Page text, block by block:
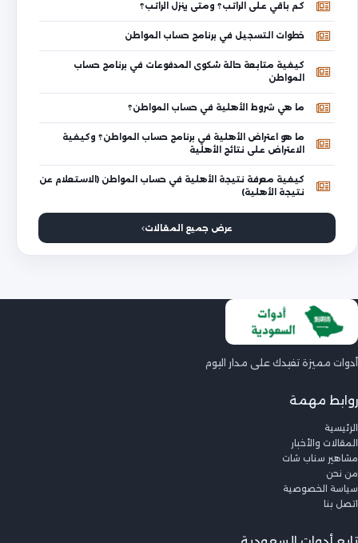
كم باقي على الراتب؟ ومتى ينزل الراتب؟
خطوات التسجيل في برنامج حساب المواطن
كيفية متابعة حالة شكوى المدفوعات في برنامج حساب
المواطن
ما هي شروط الأهلية في حساب المواطن؟
ما هو اعتراض الأهلية في برنامج حساب المواطن؟ وكيفية
الاعتراض على نتائج الأهلية
كيفية معرفة نتيجة الأهلية في حساب المواطن (الاستعلام عن
نتيجة الأهلية)
عرض جميع المقالات
أدوات مميزة تفيدك على مدار اليوم
روابط مهمة
الرئيسية
المقالات والأخبار
مشاهير سناب شات
من نحن
سياسة الخصوصية
اتصل بنا